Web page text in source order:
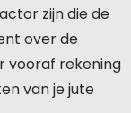
zijn die de
over de
vooraf rekening
van je jute